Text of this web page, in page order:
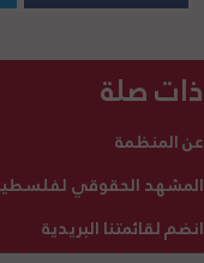
ذات صلة
عن المنظمة
المشهد الحقوقي
انضم لقائمتنا البريدية